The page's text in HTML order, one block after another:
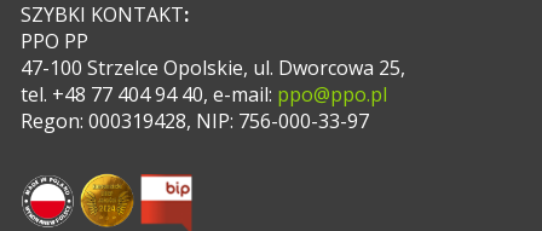
SZYBKI KONTAKT:
PPO PP
47-100 Strzelce Opolskie, ul. Dworcowa 25,
tel. +48 77 404 94 40, e-mail: ppo@ppo.pl
Regon: 000319428, NIP: 756-000-33-97